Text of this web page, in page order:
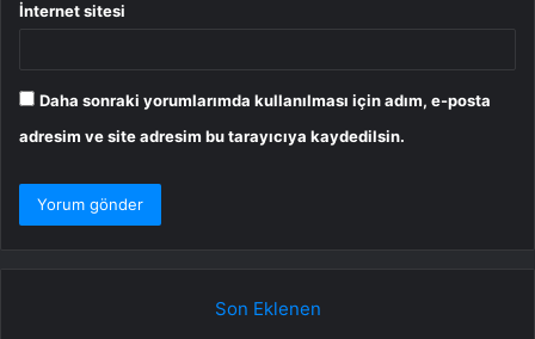
İnternet sitesi
Daha sonraki yorumlarımda kullanılması için adım, e-posta
adresim ve site adresim bu tarayıcıya kaydedilsin.
Son Eklenen